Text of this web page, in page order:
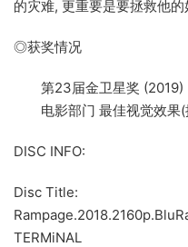
的灾难, 更重要是要拯救他的
◎获奖情况
第23届金卫星奖 (2019)
电影部门 最佳视觉效果(
DISC INFO:
Disc Title:
TERMiNAL